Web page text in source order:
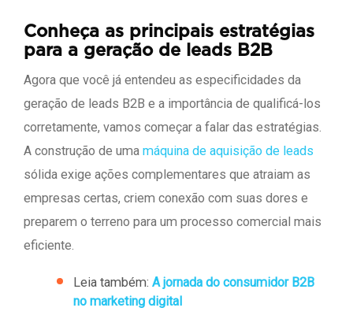
Conheça as principais estratégias
para a geração de leads B2B
Agora que você já entendeu as especificidades da
geração de leads B2B e a importância de qualificá-los
corretamente, vamos começar a falar das estratégias.
A construção de uma máquina de aquisição de leads
sólida exige ações complementares que atraiam as
empresas certas, criem conexão com suas dores e
preparem o terreno para um processo comercial mais
eficiente.
Leia também: A jornada do consumidor B2B
no marketing digital